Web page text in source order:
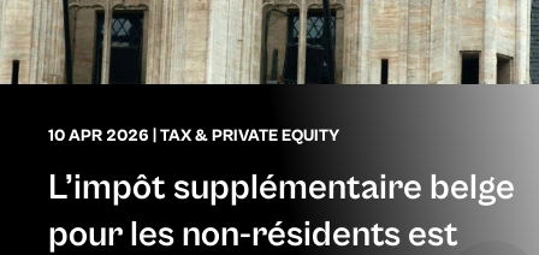
10 APR 2026 TAX & PRIVATE EQUITY
L’impôt supplémentaire belge
pour les non-résidents est